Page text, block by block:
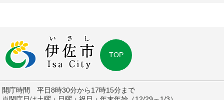
TOP
開庁時間 平日8時30分から17時15分まで